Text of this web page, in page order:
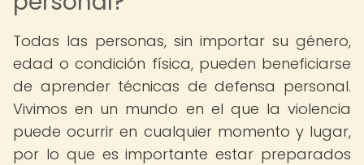
Todas las personas, sin importar su género,
edad o condición física, pueden beneficiarse
de aprender técnicas de defensa personal.
Vivimos en un mundo en el que la violencia
puede ocurrir en cualquier momento y lugar,
por lo que es importante estar preparados